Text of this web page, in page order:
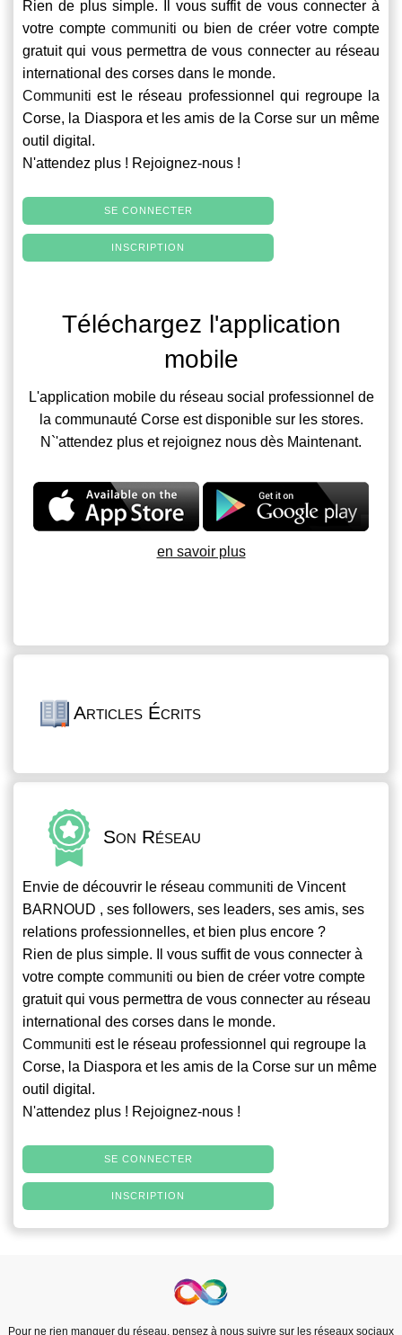
Rien de plus simple. Il vous suffit de vous connecter à
votre compte communiti ou bien de créer votre compte
gratuit qui vous permettra de vous connecter au réseau
international des corses dans le monde.
Communiti est le réseau professionnel qui regroupe la
Corse, la Diaspora et les amis de la Corse sur un même
outil digital.
N'attendez plus ! Rejoignez-nous !
SE CONNECTER
INSCRIPTION
Téléchargez l'application
mobile
L'application mobile du réseau social professionnel de
la communauté Corse est disponible sur les stores.
N`'attendez plus et rejoignez nous dès Maintenant.
en savoir plus
Articles Écrits
Son Réseau
Envie de découvrir le réseau communiti de Vincent
BARNOUD , ses followers, ses leaders, ses amis, ses
relations professionnelles, et bien plus encore ?
Rien de plus simple. Il vous suffit de vous connecter à
votre compte communiti ou bien de créer votre compte
gratuit qui vous permettra de vous connecter au réseau
international des corses dans le monde.
Communiti est le réseau professionnel qui regroupe la
Corse, la Diaspora et les amis de la Corse sur un même
outil digital.
N'attendez plus ! Rejoignez-nous !
SE CONNECTER
INSCRIPTION
Pour ne rien manquer du réseau, pensez à nous suivre sur les réseaux sociaux